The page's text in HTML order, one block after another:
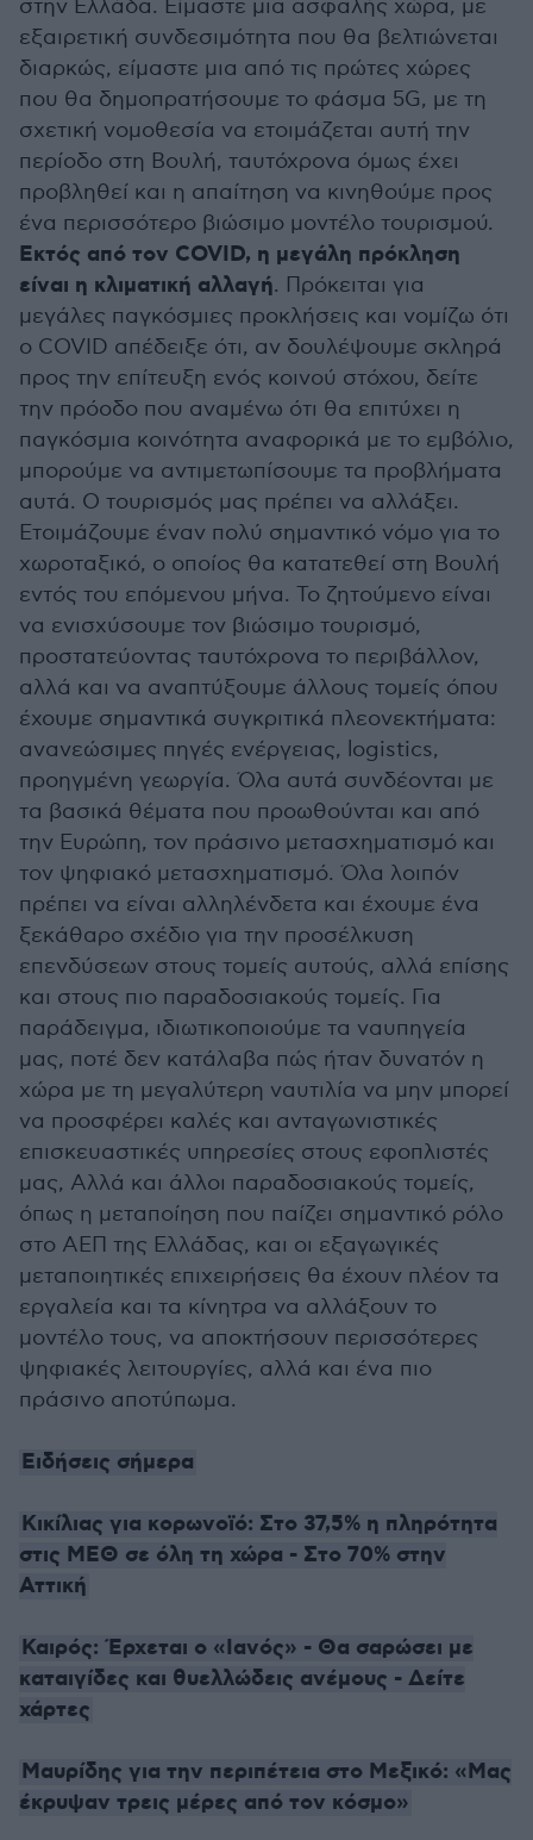
στην Ελλάδα. Είμαστε μια ασφαλής χώρα, με
εξαιρετική συνδεσιμότητα που θα βελτιώνεται
διαρκώς, είμαστε μια από τις πρώτες χώρες
που θα δημοπρατήσουμε το φάσμα 5G, με τη
σχετική νομοθεσία να ετοιμάζεται αυτή την
περίοδο στη Βουλή, ταυτόχρονα όμως έχει
προβληθεί και η απαίτηση να κινηθούμε προς
ένα περισσότερο βιώσιμο μοντέλο τουρισμού.
Εκτός από τον COVID, η μεγάλη πρόκληση
είναι η κλιματική αλλαγή. Πρόκειται για
μεγάλες παγκόσμιες προκλήσεις και νομίζω ότι
ο COVID απέδειξε ότι, αν δουλέψουμε σκληρά
προς την επίτευξη ενός κοινού στόχου, δείτε
την πρόοδο που αναμένω ότι θα επιτύχει η
παγκόσμια κοινότητα αναφορικά με το εμβόλιο,
μπορούμε να αντιμετωπίσουμε τα προβλήματα
αυτά. Ο τουρισμός μας πρέπει να αλλάξει.
Ετοιμάζουμε έναν πολύ σημαντικό νόμο για το
χωροταξικό, ο οποίος θα κατατεθεί στη Βουλή
εντός του επόμενου μήνα. Το ζητούμενο είναι
να ενισχύσουμε τον βιώσιμο τουρισμό,
προστατεύοντας ταυτόχρονα το περιβάλλον,
αλλά και να αναπτύξουμε άλλους τομείς όπου
έχουμε σημαντικά συγκριτικά πλεονεκτήματα:
ανανεώσιμες πηγές ενέργειας, logistics,
προηγμένη γεωργία. Όλα αυτά συνδέονται με
τα βασικά θέματα που προωθούνται και από
την Ευρώπη, τον πράσινο μετασχηματισμό και
τον ψηφιακό μετασχηματισμό. Όλα λοιπόν
πρέπει να είναι αλληλένδετα και έχουμε ένα
ξεκάθαρο σχέδιο για την προσέλκυση
επενδύσεων στους τομείς αυτούς, αλλά επίσης
και στους πιο παραδοσιακούς τομείς. Για
παράδειγμα, ιδιωτικοποιούμε τα ναυπηγεία
μας, ποτέ δεν κατάλαβα πώς ήταν δυνατόν η
χώρα με τη μεγαλύτερη ναυτιλία να μην μπορεί
να προσφέρει καλές και ανταγωνιστικές
επισκευαστικές υπηρεσίες στους εφοπλιστές
μας, Αλλά και άλλοι παραδοσιακούς τομείς,
όπως η μεταποίηση που παίζει σημαντικό ρόλο
στο ΑΕΠ της Ελλάδας, και οι εξαγωγικές
μεταποιητικές επιχειρήσεις θα έχουν πλέον τα
εργαλεία και τα κίνητρα να αλλάξουν το
μοντέλο τους, να αποκτήσουν περισσότερες
ψηφιακές λειτουργίες, αλλά και ένα πιο
πράσινο αποτύπωμα.
Ειδήσεις σήμερα
Κικίλιας για κορωνοϊό: Στο 37,5% η πληρότητα
στις ΜΕΘ σε όλη τη χώρα - Στο 70% στην
Αττική
Καιρός: Έρχεται ο «Ιανός» - Θα σαρώσει με
καταιγίδες και θυελλώδεις ανέμους - Δείτε
χάρτες
Μαυρίδης για την περιπέτεια στο Μεξικό: «Μας
έκρυψαν τρεις μέρες από τον κόσμο»